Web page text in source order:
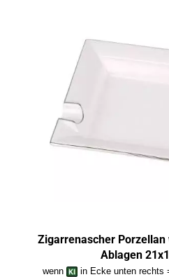
Zigarrenascher
Ablagen
wenn in Ecke unten rechts